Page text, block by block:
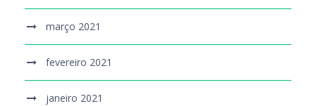
março 2021
fevereiro 2021
janeiro 2021